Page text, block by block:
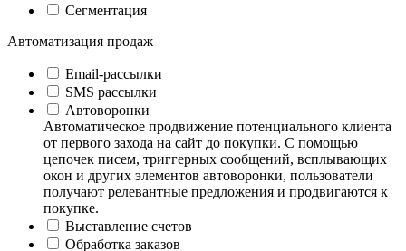
Сегментация
Автоматизация продаж
Email-рассылки
SMS рассылки
Автоворонки
Автоматическое продвижение потенциального клиента
от первого захода на сайт до покупки. С помощью
цепочек писем, триггерных сообщений, всплывающих
окон и других элементов автоворонки, пользователи
получают релевантные предложения и продвигаются к
покупке.
Выставление счетов
Обработка заказов